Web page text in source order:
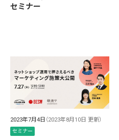
セミナー
2023年7月4日 （2023年8月10日 更新）
セミナー